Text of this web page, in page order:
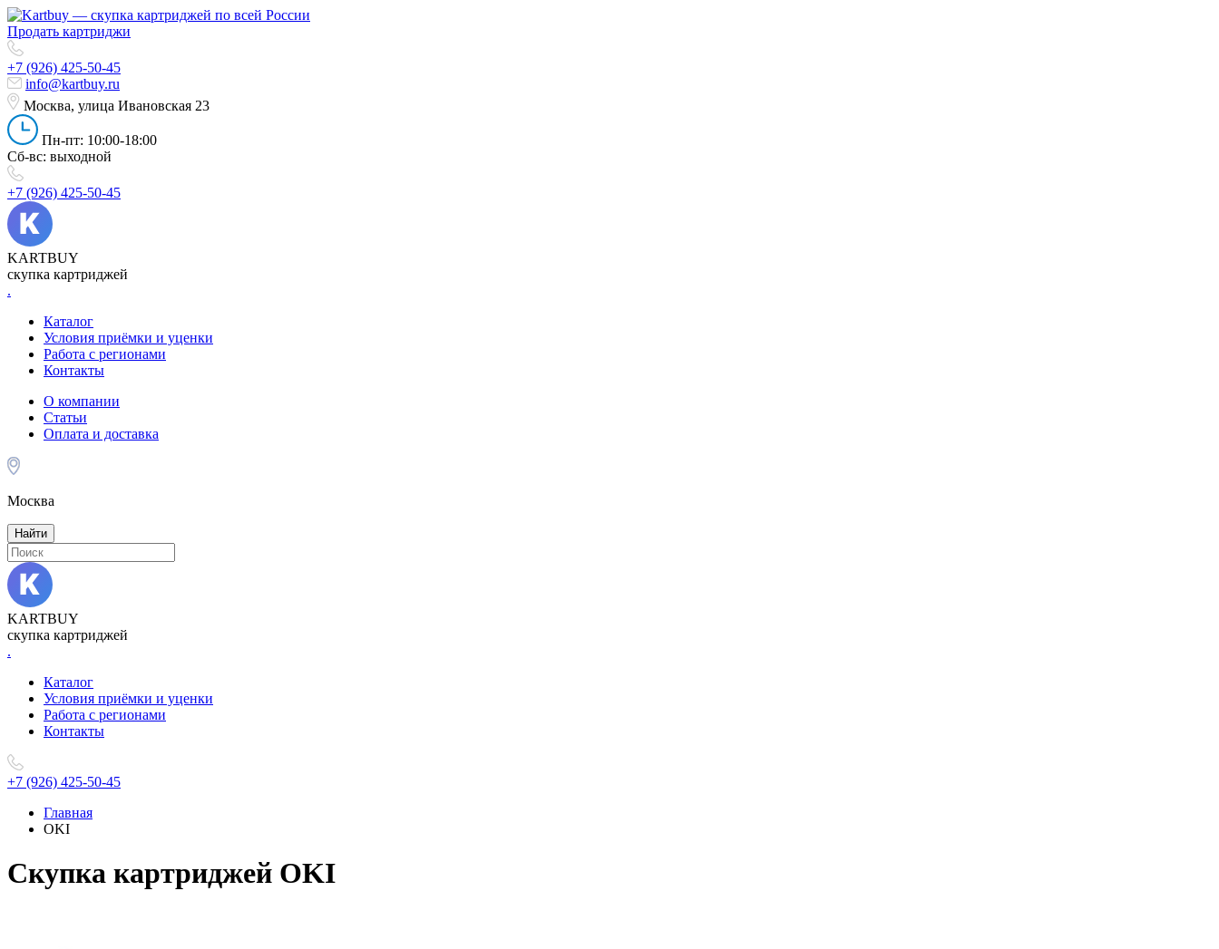
Продать картриджи
+7 (926) 425-50-45
info@kartbuy.ru
Москва, улица Ивановская 23
Пн-пт: 10:00-18:00
Сб-вс: выходной
+7 (926) 425-50-45
KARTBUY
скупка картриджей
.
Каталог
Условия приёмки и уценки
Работа с регионами
Контакты
О компании
Статьи
Оплата и доставка
Москва
Найти
KARTBUY
скупка картриджей
.
Каталог
Условия приёмки и уценки
Работа с регионами
Контакты
+7 (926) 425-50-45
Главная
OKI
Скупка картриджей OKI